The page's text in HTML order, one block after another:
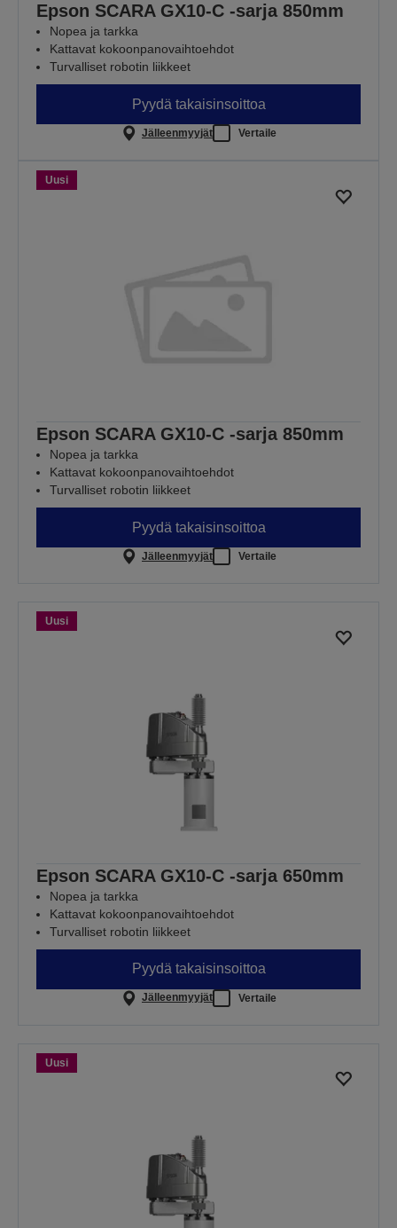
Epson SCARA GX10-C -sarja 850mm
Nopea ja tarkka
Kattavat kokoonpanovaihtoehdot
Turvalliset robotin liikkeet
Pyydä takaisinsoittoa
Jälleenmyyjät Vertaile
Uusi
Epson SCARA GX10-C -sarja 850mm
Nopea ja tarkka
Kattavat kokoonpanovaihtoehdot
Turvalliset robotin liikkeet
Pyydä takaisinsoittoa
Jälleenmyyjät Vertaile
Uusi
Epson SCARA GX10-C -sarja 650mm
Nopea ja tarkka
Kattavat kokoonpanovaihtoehdot
Turvalliset robotin liikkeet
Pyydä takaisinsoittoa
Jälleenmyyjät Vertaile
Uusi